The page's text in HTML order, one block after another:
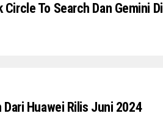
To Search Dan Gemini Di
Huawei Rilis Juni 2024